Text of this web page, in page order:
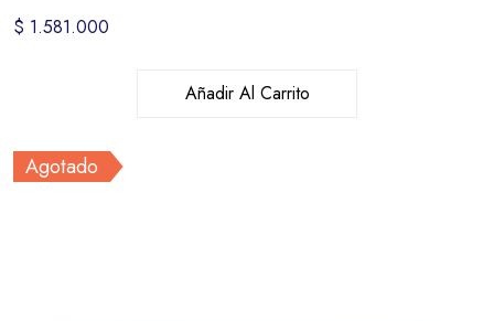
$ 1.581.000
Añadir Al Carrito
Agotado